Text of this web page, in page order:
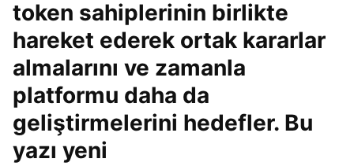
token sahiplerinin birlikte
hareket ederek ortak kararlar
almalarını ve zamanla
platformu daha da
geliştirmelerini hedefler. Bu
yazı yeni